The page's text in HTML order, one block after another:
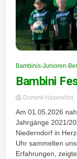
Bambinis-Junioren-
Bambini
Domink Hasenöhrl
Am 01.05.2026
Jahrgänge 2021/
Niederndorf in
Uhr sammelten
Erfahrungen,